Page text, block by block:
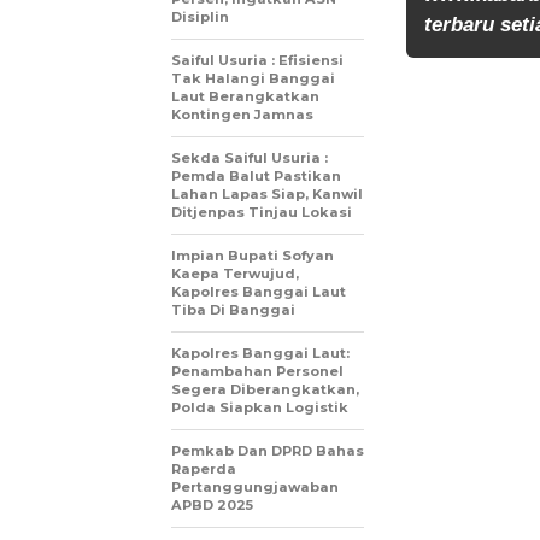
terbaru
Disiplin
Saiful Usuria : Efisiensi
Tak Halangi Banggai
Laut Berangkatkan
Kontingen Jamnas
Sekda Saiful Usuria :
Pemda Balut Pastikan
Lahan Lapas Siap, Kanwil
Ditjenpas Tinjau Lokasi
Impian Bupati Sofyan
Kaepa Terwujud,
Kapolres Banggai Laut
Tiba Di Banggai
Kapolres Banggai Laut:
Penambahan Personel
Segera Diberangkatkan,
Polda Siapkan Logistik
Pemkab Dan DPRD Bahas
Raperda
Pertanggungjawaban
APBD 2025